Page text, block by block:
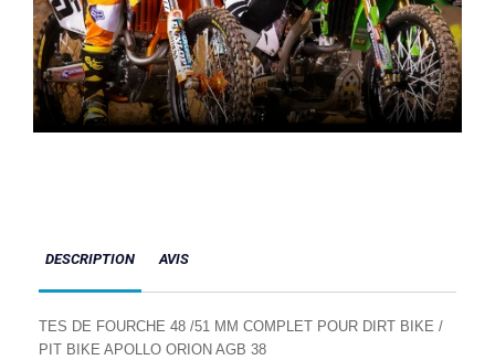
DESCRIPTION AVIS
TES DE FOURCHE 48 /51 MM COMPLET POUR DIRT BIKE /
PIT BIKE APOLLO ORION AGB 38